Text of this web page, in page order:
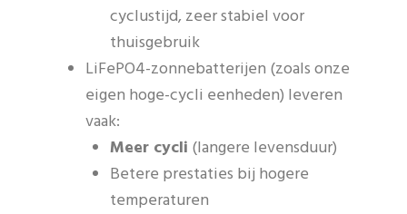
cyclustijd, zeer stabiel voor
thuisgebruik
LiFePO4-zonnebatterijen (zoals onze
eigen hoge-cycli eenheden) leveren
vaak:
Meer cycli (langere levensduur)
Betere prestaties bij hogere
temperaturen